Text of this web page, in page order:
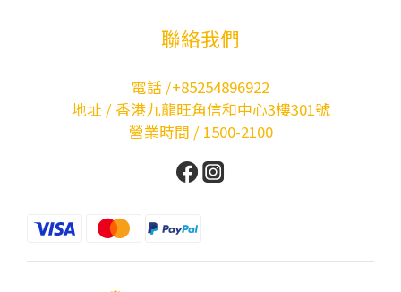
聯絡我們
電話 /+85254896922
地址 / 香港九龍旺角信和中心3樓301號
營業時間 / 1500-2100